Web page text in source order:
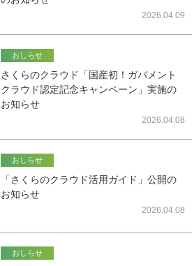
2026.04.09
おしらせ
さくらのクラウド「国産初！ガバメント
クラウド認定記念キャンペーン」実施の
お知らせ
2026.04.08
おしらせ
「さくらのクラウド活用ガイド」公開の
お知らせ
2026.04.08
おしらせ